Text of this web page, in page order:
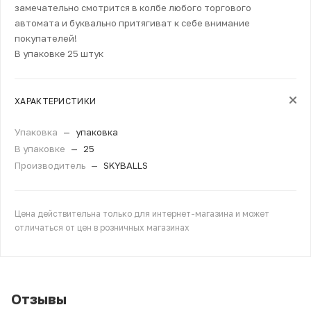
замечательно смотрится в колбе любого торгового
автомата и буквально притягиват к себе внимание
покупателей!
В упаковке 25 штук
ХАРАКТЕРИСТИКИ
Упаковка —
упаковка
В упаковке
—
25
Производитель — SKYBALLS
Цена действительна только для интернет-магазина и может
отличаться от цен в розничных магазинах
Отзывы